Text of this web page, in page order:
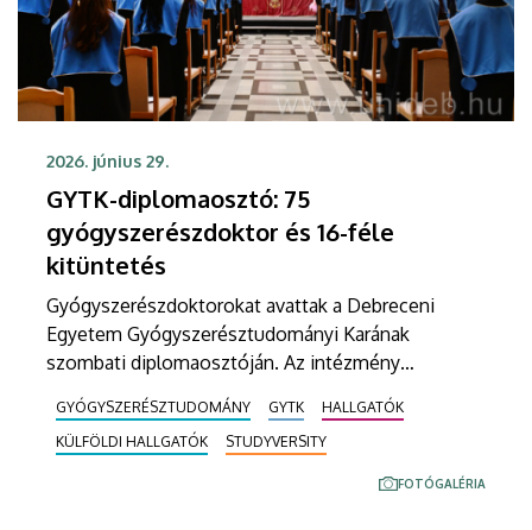
2026. június 29.
GYTK-diplomaosztó: 75
gyógyszerészdoktor és 16-féle
kitüntetés
Gyógyszerészdoktorokat avattak a Debreceni
Egyetem Gyógyszerésztudományi Karának
szombati diplomaosztóján. Az intézmény
en vehették kézbe a tanulmányaik sikeres
befejezéséről szóló dokumentumot. Összesen 16
különböző kitüntetést, elismerést is átadtak.
GYÓGYSZERÉSZTUDOMÁNY GYTK
HALLGATÓK
KÜLFÖLDI HALLGATÓK
STUDYVERSITY
FOTÓGALÉRIA